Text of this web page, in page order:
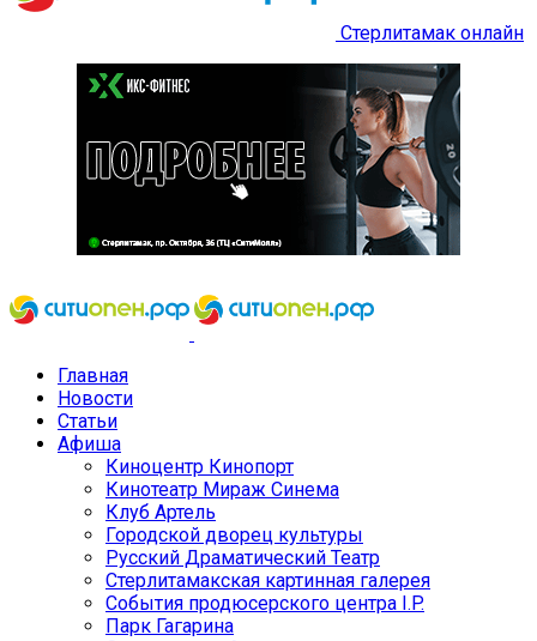
Стерлитамак онлайн
Главная
Новости
Статьи
Афиша
Киноцентр Кинопорт
Кинотеатр Мираж Синема
Клуб Артель
Городской дворец культуры
Русский Драматический Театр
Стерлитамакская картинная галерея
События продюсерского центра I.P.
Парк Гагарина